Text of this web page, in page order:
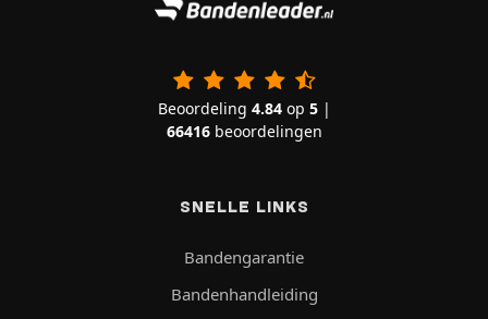
Beoordeling 4.84op 5|
66416beoordelingen
SNELLE LINKS
Bandengarantie
Bandenhandleiding